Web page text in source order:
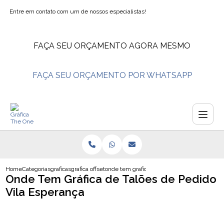
Entre em contato com um de nossos especialistas!
FAÇA SEU ORÇAMENTO AGORA MESMO
FAÇA SEU ORÇAMENTO POR WHATSAPP
HomeCategoriasgraficasgrafica offsetonde tem grafica de taloes de pedido vila
Onde Tem Gráfica de Talões de Pedido
Vila Esperança